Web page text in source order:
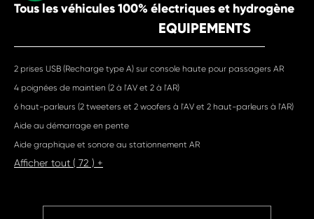
Tous les véhicules 100% électriques et hydrogène
EQUIPEMENTS
2 prises USB (Recharge type A) sur console haute pour passagers AR
4 poignées de maintien (2 à l'AV et 2 à l'AR)
6 haut-parleurs (2 tweeters et 2 woofers à l'AV et 2 haut-parleurs à l'AR)
Aide au démarrage en pente
Aide graphique et sonore au stationnement AR
Afficher tout ( 72 ) +